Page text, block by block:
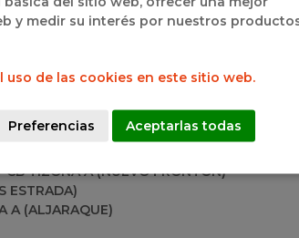
ESTRADA)
A (NUEVO FRONTÓN)
CB TIZONA A (NUEVO FRONTÓN)
ESTRADA)
A (ALJARAQUE)
y medir su interés por nuestros
de las cookies en este sitio web.
Preferencias Aceptarlas todas